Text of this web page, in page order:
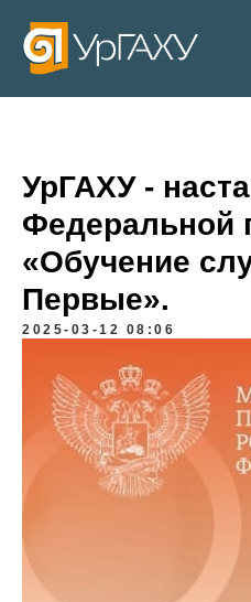
УрГАХУ -
Федеральной
«Обучение
Первые».
2025-03-12 08:06